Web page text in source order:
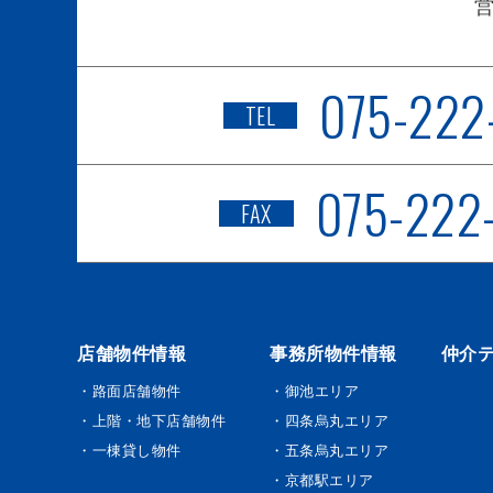
TEL 075-
FAX 075-
店舗物件情報
・路面店舗物件
・上階・地下店舗物件
・一棟貸し物件
事務所物件情報
・御池エリア
・四条烏丸エリア
・五条烏丸エリア
・京都駅エリア
仲介